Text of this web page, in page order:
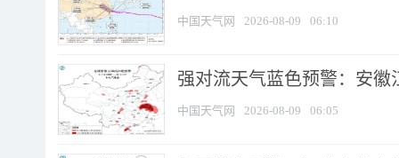
中国天气网 2026-08-09 06:10
强对流天气蓝色预警：安徽
中国天气网 2026-08-09 06:05